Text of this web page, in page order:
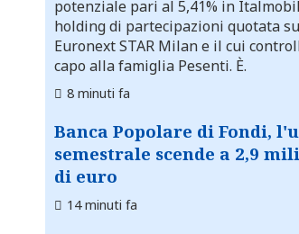
potenziale pari al 5,41% in
holding di partecipazioni quotata su
Euronext STAR Milan e il cui
capo alla famiglia Pesenti. È.
8 minuti fa
Banca Popolare di Fondi,
semestrale scende a 2,9
di euro
14 minuti fa